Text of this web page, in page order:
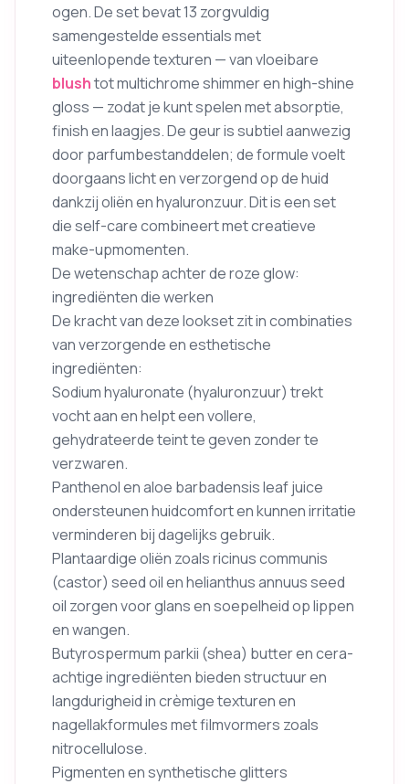
ogen. De set bevat 13 zorgvuldig
samengestelde essentials met
uiteenlopende texturen — van vloeibare
blushtot multichrome shimmer en high-shine
gloss — zodat je kunt spelen met absorptie,
finish en laagjes. De geur is subtiel aanwezig
door parfumbestanddelen; de formule voelt
doorgaans licht en verzorgend op de huid
dankzij oliën en hyaluronzuur. Dit is een set
die self-care combineert met creatieve
make-upmomenten.
De wetenschap achter de roze glow:
ingrediënten die werken
De kracht van deze lookset zit in combinaties
van verzorgende en esthetische
ingrediënten:
Sodium hyaluronate (hyaluronzuur) trekt
vocht aan en helpt een vollere,
gehydrateerde teint te geven zonder te
verzwaren.
Panthenol en aloe barbadensis leaf juice
ondersteunen huidcomfort en kunnen irritatie
verminderen bij dagelijks gebruik.
Plantaardige oliën zoals ricinus communis
(castor) seed oil en helianthus annuus seed
oil zorgen voor glans en soepelheid op lippen
en wangen.
Butyrospermum parkii (shea) butter en cera-
achtige ingrediënten bieden structuur en
langdurigheid in crèmige texturen en
nagellakformules met filmvormers zoals
nitrocellulose.
Pigmenten en synthetische glitters